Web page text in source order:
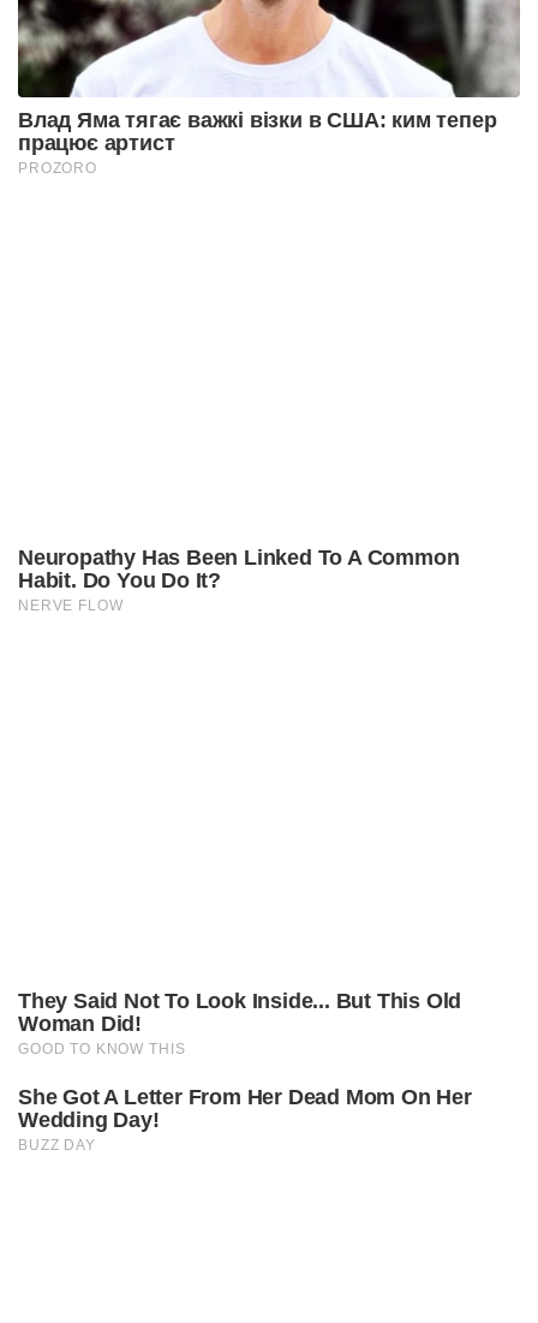
Влад Яма тягає важкі візки в США: ким тепер
працює артист
PROZORO
Neuropathy Has Been Linked To A Common
Habit. Do You Do It?
NERVE FLOW
They Said Not To Look Inside... But This Old
Woman Did!
GOOD TO KNOW THIS
She Got A Letter From Her Dead Mom On Her
Wedding Day!
BUZZ DAY